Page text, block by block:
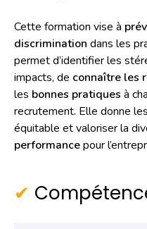
Cette formation vise à
discrimination dans les
permet d’identifier les
impacts, de connaître les
les bonnes pratiques à
recrutement. Elle donne
équitable et valoriser la
performancepour